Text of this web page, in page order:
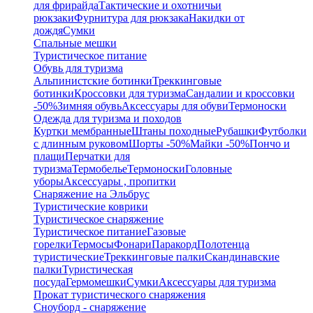
для фрирайдаТактические и охотничьи
рюкзакиФурнитура для рюкзакаНакидки от
дождяСумки
Спальные мешки
Туристическое питание
Обувь для туризма
Альпинистские ботинкиТреккинговые
ботинкиКроссовки для туризмаСандалии и кроссовки
-50%Зимняя обувьАксессуары для обувиТермоноски
Одежда для туризма и походов
Куртки мембранныеШтаны походныеРубашкиФутболки
с длинным руковомШорты -50%Майки -50%Пончо и
плащиПерчатки для
туризмаТермобельеТермоноскиГоловные
уборыАксессуары , пропитки
Снаряжение на Эльбрус
Туристические коврики
Туристическое снаряжение
Туристическое питаниеГазовые
горелкиТермосыФонариПаракордПолотенца
туристическиеТреккинговые палкиСкандинавские
палкиТуристическая
посудаГермомешкиСумкиАксессуары для туризма
Прокат туристического снаряжения
Сноуборд - снаряжение